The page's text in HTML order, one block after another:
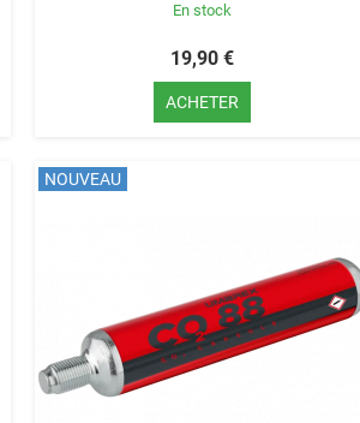
En stock
19,90 €
ACHETER
NOUVEAU